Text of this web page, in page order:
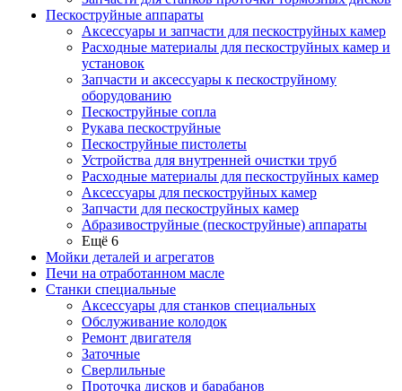
Пескоструйные аппараты
Аксессуары и запчасти для пескоструйных камер
Расходные материалы для пескоструйных камер и
установок
Запчасти и аксессуары к пескоструйному
оборудованию
Пескоструйные сопла
Рукава пескоструйные
Пескоструйные пистолеты
Устройства для внутренней очистки труб
Расходные материалы для пескоструйных камер
Аксессуары для пескоструйных камер
Запчасти для пескоструйных камер
Абразивоструйные (пескоструйные) аппараты
Ещё 6
Мойки деталей и агрегатов
Печи на отработанном масле
Станки специальные
Аксессуары для станков специальных
Обслуживание колодок
Ремонт двигателя
Заточные
Сверлильные
Проточка дисков и барабанов